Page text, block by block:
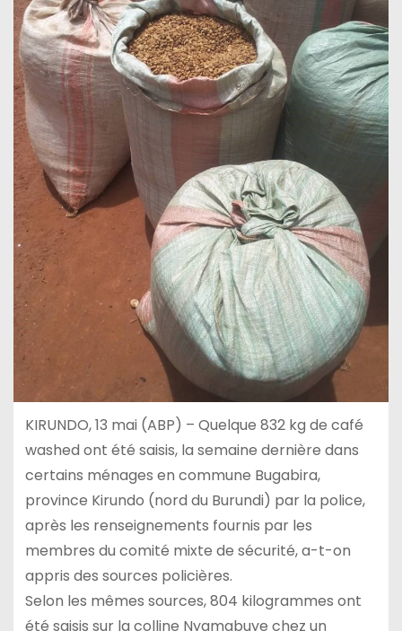
KIRUNDO, 13 mai (ABP) – Quelque 832 kg de café
washed ont été saisis, la semaine dernière dans
certains ménages en commune Bugabira,
province Kirundo (nord du Burundi) par la police,
après les renseignements fournis par les
membres du comité mixte de sécurité, a-t-on
appris des sources policières.
Selon les mêmes sources, 804 kilogrammes ont
été saisis sur la colline Nyamabuye chez un